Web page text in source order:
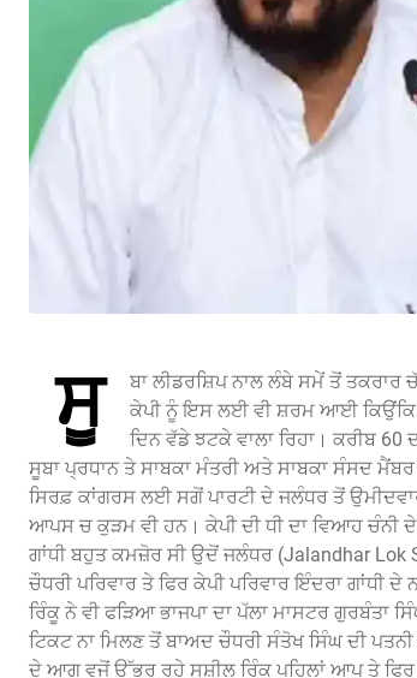
ਸੂ
ਬਾ ਲੀਡਰਸ਼ਿਪ ਨਾਲ ਲੰਬੇ ਸਮੇਂ ਤੋਂ ਤਕਰਾਰ
ਕੇਪੀ ਨੂੰ ਇਸ ਲਈ ਵੀ ਸ਼ਰਮ ਆਈ ਕਿਉਂਕਿ
ਦਿਨ ਵੱਡੇ ਝਟਕੇ ਵਾਲਾ ਰਿਹਾ। ਕਰੀਬ
ਸੂਬਾ ਪ੍ਰਧਾਨ ਤੇ ਸਾਬਕਾ ਮੰਤਰੀ ਅਤੇ ਸਾਬਕਾ ਸੰਸਦ
ਸਿਰਫ਼ ਕਾਂਗਰਸ ਲਈ ਸਗੋਂ ਪਾਰਟੀ ਦੇ ਜਲੰਧਰ ਤੋਂ
ਆਪਸ ਚ ਕੁੜਮ ਵੀ ਹਨ। ਕੇਪੀ ਦੀ ਧੀ ਦਾ ਵਿਆਹ
ਗਾਂਧੀ ਬਹੁਤ ਕਮਜ਼ੋਰ ਸੀ ਉਦੋਂ ਜਲੰਧਰ (Jalandhar Lok
ਚੌਧਰੀ ਪਰਿਵਾਰ ਤੇ ਫਿਰ ਕੇਪੀ ਪਰਿਵਾਰ ਇੰਦਰਾ
ਰਿੰਕੂ ਨੇ ਵੀ ਫੜਿਆ ਭਾਜਪਾ ਦਾ ਪੱਲਾ ਮਾਸਟਰ ਗੁਰਬੰਤਾ
ਟਿਕਟ ਨਾ ਮਿਲਣ ਤੋਂ ਬਾਅਦ ਚੌਧਰੀ ਸੰਤੋਖ ਸਿੰਘ ਦੀ
ਦੇ ਆਗੂ ਵਜੋਂ ਉੱਭਰ ਰਹੇ ਸੁਸ਼ੀਲ ਰਿੰਕੂ ਪਹਿਲਾਂ ਆਪ ਤੇ ਫਿਰ